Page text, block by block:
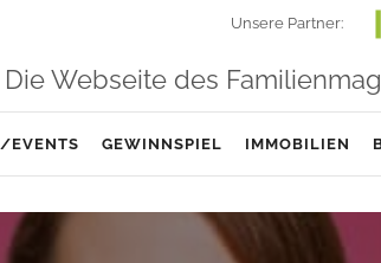
Unsere Partner:
Die Webseite des
EVENTS GEWINNSPIEL IMMOBILIEN